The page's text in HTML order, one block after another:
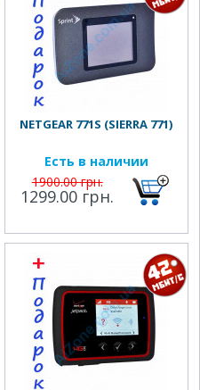
NETGEAR 771S (SIERRA 771)
Есть в наличии
1900.00 грн.
1299.00 грн.